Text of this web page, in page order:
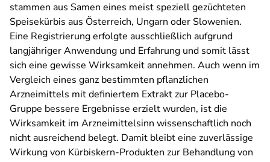
stammen aus Samen eines meist speziell gezüchteten
Speisekürbis aus Österreich, Ungarn oder Slowenien.
Eine Registrierung erfolgte ausschließlich aufgrund
langjähriger Anwendung und Erfahrung und somit lässt
sich eine gewisse Wirksamkeit annehmen. Auch wenn im
Vergleich eines ganz bestimmten pflanzlichen
Arzneimittels mit definiertem Extrakt zur Placebo-
Gruppe bessere Ergebnisse erzielt wurden, ist die
Wirksamkeit im Arzneimittel­sinn wissenschaftlich noch
nicht ausreichend belegt. Damit bleibt eine zuverlässige
Wirkung von Kürbiskern-Produkten zur Behandlung von